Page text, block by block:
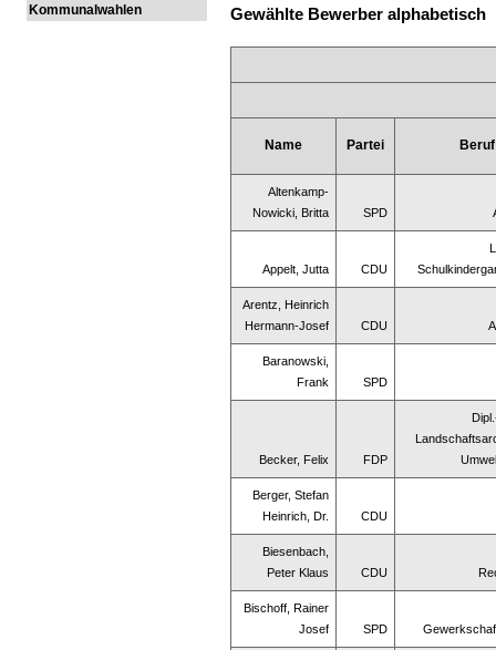
Kommunalwahlen
Gewählte Bewerber alphabetisch
Name Partei Beruf
Altenkamp-
Nowicki, Britta
SPD
Appelt, Jutta CDU
Arentz, Heinrich
Hermann-Josef
CDU
Baranowski,
Frank
SPD
Becker, Felix FDP
Berger, Stefan
Heinrich, Dr.
CDU
Biesenbach,
Peter Klaus
CDU
Bischoff, Rainer
Josef
SPD